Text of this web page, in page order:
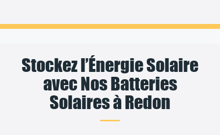
Stockez l’Énergie Solaire
avec Nos Batteries
Solaires à Redon